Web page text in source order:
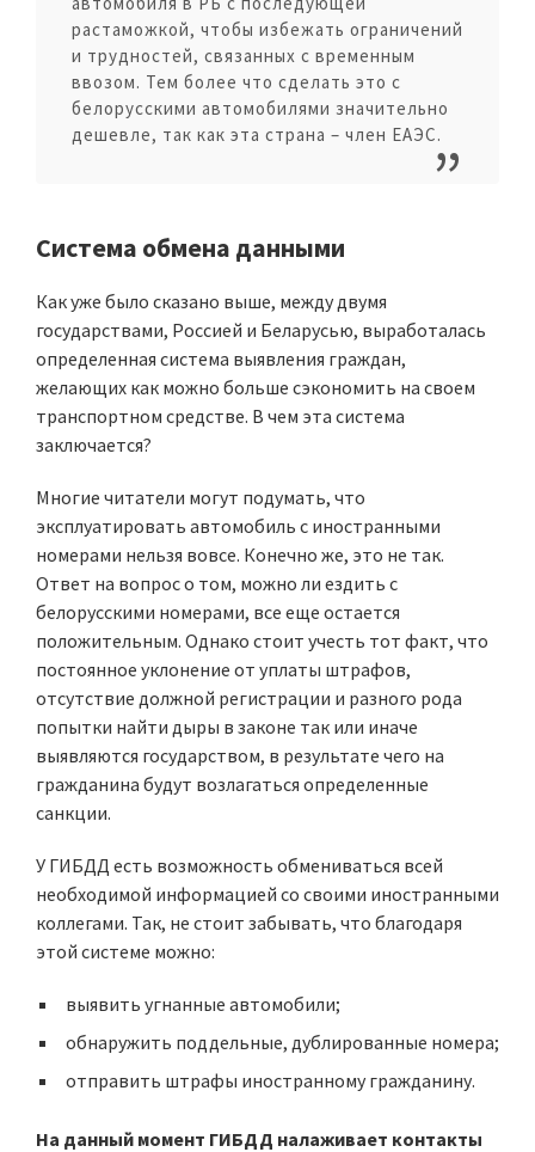
растаможкой, чтобы избежать ограничений
и трудностей, связанных с временным
ввозом. Тем более что сделать это с
белорусскими автомобилями значительно
дешевле, так как эта страна – член ЕАЭС.
Система обмена данными
Как уже было сказано выше, между двумя
государствами, Россией и Беларусью, выработалась
определенная система выявления граждан,
желающих как можно больше сэкономить на своем
транспортном средстве. В чем эта система
заключается?
Многие читатели могут подумать, что
эксплуатировать автомобиль с иностранными
номерами нельзя вовсе. Конечно же, это не так.
Ответ на вопрос о том, можно ли ездить с
белорусскими номерами, все еще остается
положительным. Однако стоит учесть тот факт, что
постоянное уклонение от уплаты штрафов,
отсутствие должной регистрации и разного рода
попытки найти дыры в законе так или иначе
выявляются государством, в результате чего на
гражданина будут возлагаться определенные
санкции.
У ГИБДД есть возможность обмениваться всей
необходимой информацией со своими иностранными
коллегами. Так, не стоит забывать, что благодаря
этой системе можно:
выявить угнанные автомобили;
обнаружить поддельные, дублированные номера;
отправить штрафы иностранному гражданину.
На данный момент ГИБДД налаживает контакты